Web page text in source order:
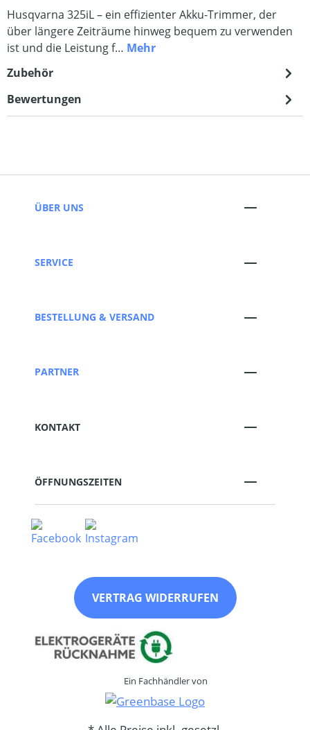
Husqvarna 325iL – ein effizienter Akku-Trimmer, der
über längere Zeiträume hinweg bequem zu verwenden
ist und die Leistung f… Mehr
Zubehör
Bewertungen
ÜBER UNS
SERVICE
BESTELLUNG & VERSAND
PARTNER
KONTAKT
ÖFFNUNGSZEITEN
VERTRAG WIDERRUFEN
Ein Fachhändler von